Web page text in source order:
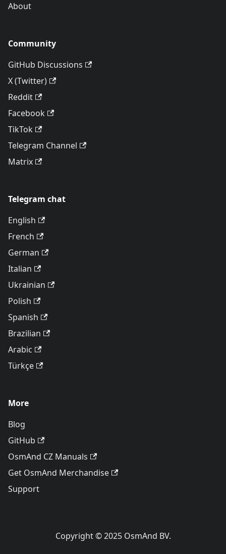
About
Community
GitHub Discussions
X (Twitter)
Reddit
Facebook
TikTok
Telegram Channel
Matrix
Telegram chat
English
French
German
Italian
Ukrainian
Polish
Spanish
Brazilian
Arabic
Türkçe
More
Blog
GitHub
OsmAnd CZ Manuals
Get OsmAnd Merchandise
Support
Copyright © 2025 OsmAnd BV.